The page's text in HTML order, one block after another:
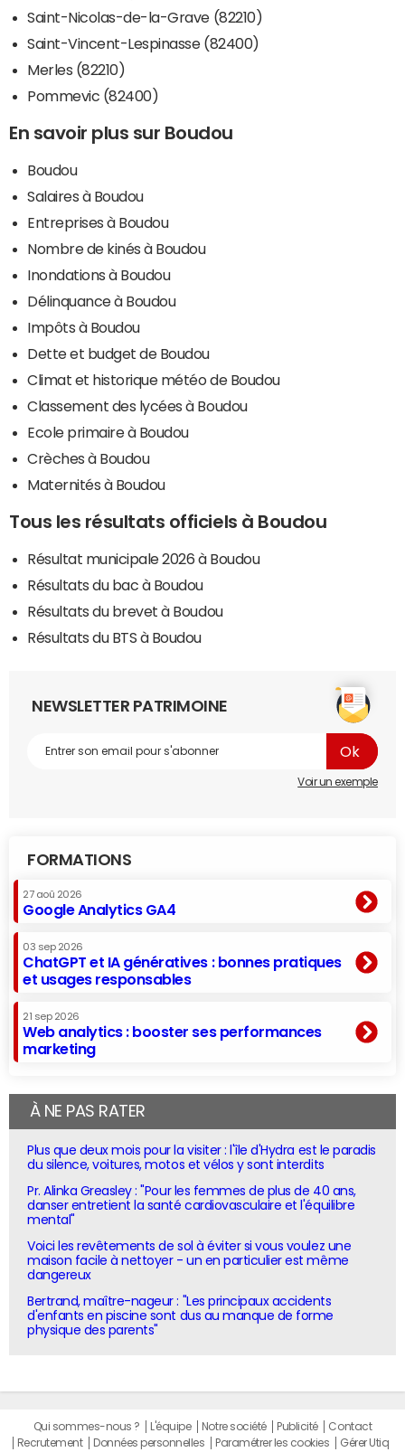
Saint-Nicolas-de-la-Grave (82210)
Saint-Vincent-Lespinasse (82400)
Merles (82210)
Pommevic (82400)
En savoir plus sur Boudou
Boudou
Salaires à Boudou
Entreprises à Boudou
Nombre de kinés à Boudou
Inondations à Boudou
Délinquance à Boudou
Impôts à Boudou
Dette et budget de Boudou
Climat et historique météo de Boudou
Classement des lycées à Boudou
Ecole primaire à Boudou
Crèches à Boudou
Maternités à Boudou
Tous les résultats officiels à Boudou
Résultat municipale 2026 à Boudou
Résultats du bac à Boudou
Résultats du brevet à Boudou
Résultats du BTS à Boudou
NEWSLETTER PATRIMOINE
Voir un exemple
FORMATIONS
27 aoû 2026
Google Analytics GA4
03 sep 2026
ChatGPT et IA génératives : bonnes pratiques
et usages responsables
21 sep 2026
Web analytics : booster ses performances
marketing
À NE PAS RATER
Plus que deux mois pour la visiter : l'île d'Hydra est le paradis
du silence, voitures, motos et vélos y sont interdits
Pr. Alinka Greasley : "Pour les femmes de plus de 40 ans,
danser entretient la santé cardiovasculaire et l'équilibre
mental"
Voici les revêtements de sol à éviter si vous voulez une
maison facile à nettoyer - un en particulier est même
dangereux
Bertrand, maître-nageur : "Les principaux accidents
d'enfants en piscine sont dus au manque de forme
physique des parents"
Qui sommes-nous ? L'équipe Notre société Publicité
Contact
Recrutement
Données personnelles Paramétrer les cookies Gérer Utiq